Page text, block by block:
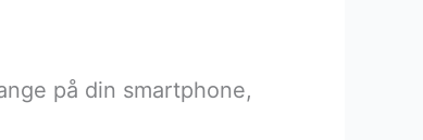
på din smartphone,